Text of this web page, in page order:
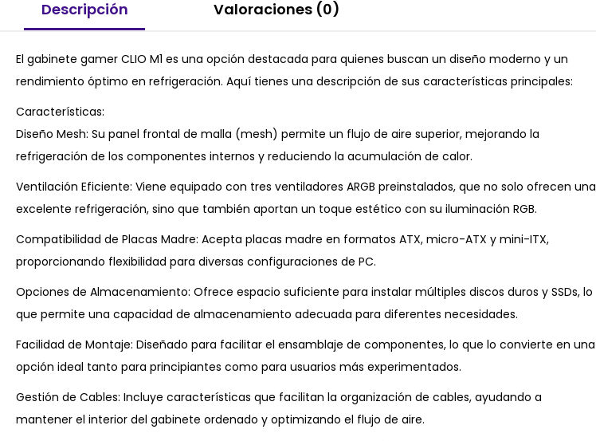
Descripción Valoraciones (0)
El gabinete gamer CLIO M1 es una opción destacada para quienes buscan un diseño moderno y un
rendimiento óptimo en refrigeración. Aquí tienes una descripción de sus características principales:
Características:
Diseño Mesh: Su panel frontal de malla (mesh) permite un flujo de aire superior, mejorando la
refrigeración de los componentes internos y reduciendo la acumulación de calor.
Ventilación Eficiente: Viene equipado con tres ventiladores ARGB preinstalados, que no solo ofrecen una
excelente refrigeración, sino que también aportan un toque estético con su iluminación RGB.
Compatibilidad de Placas Madre: Acepta placas madre en formatos ATX, micro-ATX y mini-ITX,
proporcionando flexibilidad para diversas configuraciones de PC.
Opciones de Almacenamiento: Ofrece espacio suficiente para instalar múltiples discos duros y SSDs, lo
que permite una capacidad de almacenamiento adecuada para diferentes necesidades.
Facilidad de Montaje: Diseñado para facilitar el ensamblaje de componentes, lo que lo convierte en una
opción ideal tanto para principiantes como para usuarios más experimentados.
Gestión de Cables: Incluye características que facilitan la organización de cables, ayudando a
mantener el interior del gabinete ordenado y optimizando el flujo de aire.